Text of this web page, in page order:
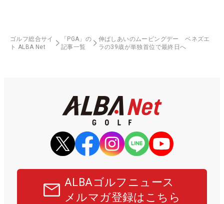
ゴルフ総合サイ
ト ALBA Net
「PGA」の
記事一覧
伸ばしあいのムービングデー ベネズエ
ラの39歳が単独首位で最終日へ
ALBAゴルフニュース
メルマガ登録はこちら